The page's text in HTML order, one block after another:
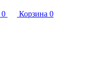
0 Корзина 0